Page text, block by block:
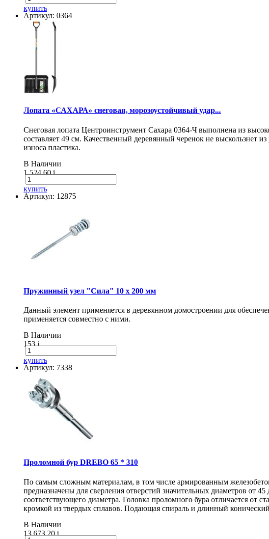
купить
Артикул: 0364
Лопата «САХАРА» снеговая, морозоустойчивый удар...
Снеговая лопата Центроинструмент Сахара 0364-Ч выполнена из
составляет 49 см. Качественный деревянный черенок не
износа пластика.
В Наличии
1 524.60i
купить
Артикул: 12875
Пружинный узел "Сила" 10 x 200 мм
Данный элемент применяется в деревянном домостроении для
применяется совместно с ними.
В Наличии
153i
купить
Артикул: 7338
Проломной бур DREBO 65 * 310
По самым сложным материалам, в том числе армированным
предназначены для сверления отверстий значительных диаметров от
соответствующего диаметра. Головка проломного бура отличается
кромкой из твердых сплавов. Подающая спираль и длинный
В Наличии
13 673.20i